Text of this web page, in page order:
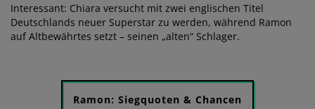
Interessant: Chiara versucht mit zwei englischen Titel
Deutschlands neuer Superstar zu werden, während Ramon
auf Altbewährtes setzt – seinen „alten“ Schlager.
Ramon: Siegquoten & Chancen